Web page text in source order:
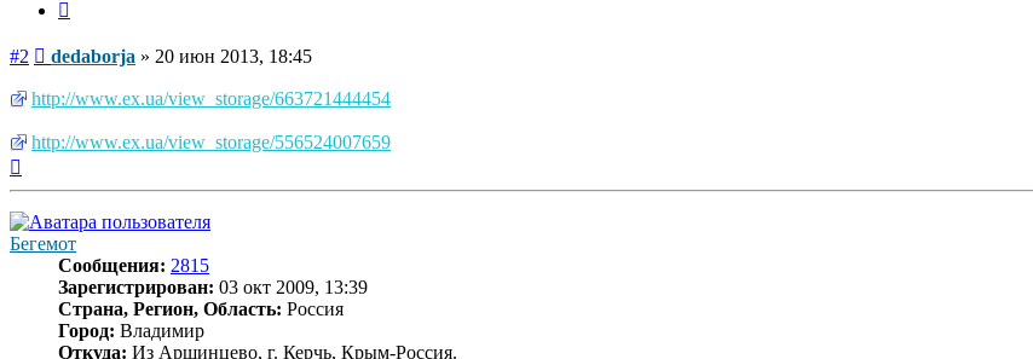
#2 Сообщение
dedaborja » 20 июн 2013, 18:45
http://www.ex.ua/view_storage/663721444454
http://www.ex.ua/view_storage/556524007659
Бегемот
Сообщения: 2815
Зарегистрирован: 03 окт 2009, 13:39
Страна, Регион, Область: Россия
Город: Владимир
Откуда: Из Аршинцево, г. Керчь, Крым-Россия.